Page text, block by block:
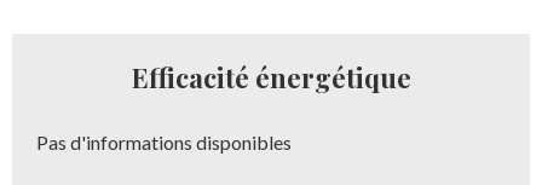
Efficacité énergétique
Pas d'informations disponibles